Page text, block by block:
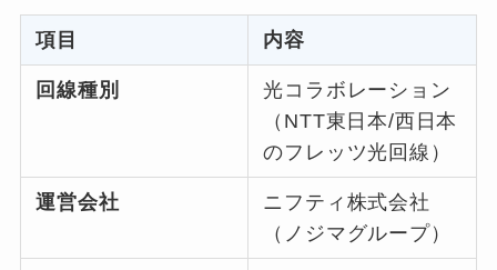
項目 内容
回線種別
光コラボレーション
（NTT東日本/西日本
のフレッツ光回線）
運営会社
ニフティ株式会社
（ノジマグループ）